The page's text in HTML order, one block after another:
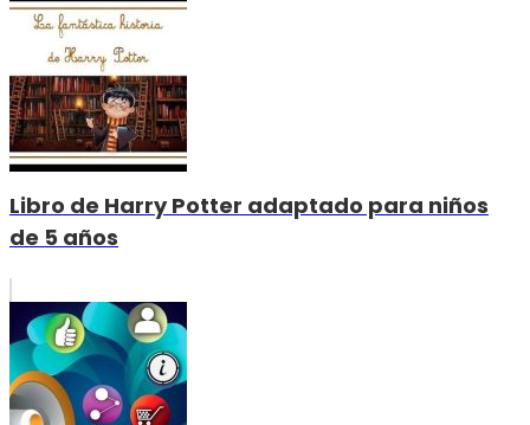
Libro de Harry Potter adaptado para niños
de 5 años